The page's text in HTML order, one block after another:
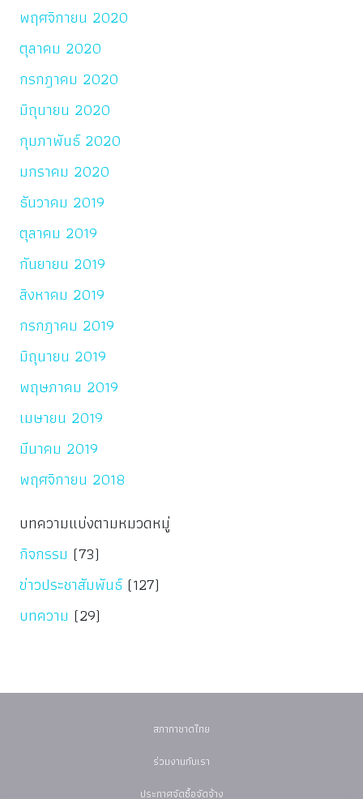
พฤศจิกายน 2020
ตุลาคม 2020
กรกฎาคม 2020
มิถุนายน 2020
กุมภาพันธ์ 2020
มกราคม 2020
ธันวาคม 2019
ตุลาคม 2019
กันยายน 2019
สิงหาคม 2019
กรกฎาคม 2019
มิถุนายน 2019
พฤษภาคม 2019
เมษายน 2019
มีนาคม 2019
พฤศจิกายน 2018
บทความแบ่งตามหมวดหมู่
กิจกรรม (73)
ข่าวประชาสัมพันธ์(127)
บทความ (29)
สภากาชาดไทย
ร่วมงานกับเรา
ประกาศจัดซื้อจัดจ้าง